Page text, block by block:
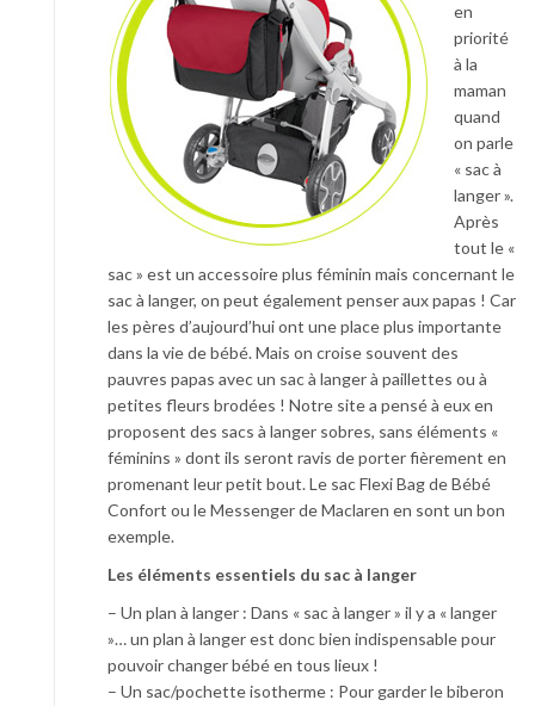
en
priorité
à la
maman
quand
on parle
« sac à
langer ».
Après
tout le «
sac » est un accessoire plus féminin mais concernant le
sac à langer, on peut également penser aux papas ! Car
les pères d’aujourd’hui ont une place plus importante
dans la vie de bébé. Mais on croise souvent des
pauvres papas avec un sac à langer à paillettes ou à
petites fleurs brodées ! Notre site a pensé à eux en
proposent des sacs à langer sobres, sans éléments «
féminins » dont ils seront ravis de porter fièrement en
promenant leur petit bout. Le sac Flexi Bag de Bébé
Confort ou le Messenger de Maclaren en sont un bon
exemple.
Les éléments essentiels du sac à langer
– Un plan à langer : Dans « sac à langer » il y a « langer
»… un plan à langer est donc bien indispensable pour
pouvoir changer bébé en tous lieux !
– Un sac/pochette isotherme : Pour garder le biberon